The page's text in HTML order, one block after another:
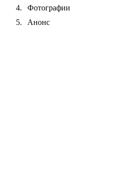
Фотографии
Анонс